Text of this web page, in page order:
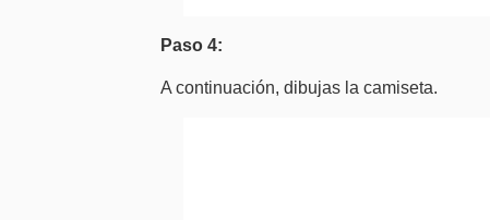
Paso 4:
A continuación, dibujas la camiseta.